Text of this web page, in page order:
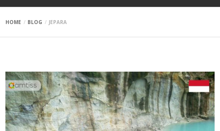
HOME BLOG JEPARA